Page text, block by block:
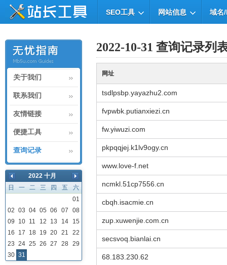
SEO工具 网站信息 域名
关于我们
联系我们
友情链接
便捷工具
查询记录
2022 十月
日
一 二 三 四 五
六
01
02 03 04 05 06 07
08
09
10 11 12 13 14
15
16
17 18 19 20 21
22
23 24 25 26 27 28
29
30 31
2022-10-31 查询记录列
网址
tsdlpsbp.yayazhu2.com
fvpwbk.putianxiezi.cn
fw.yiwuzi.com
pkpqqjej.k1lv9ogy.cn
www.love-f.net
ncmkl.51cp7556.cn
cbqh.isacmie.cn
zup.xuwenjie.com.cn
secsvoq.bianlai.cn
68.183.230.62